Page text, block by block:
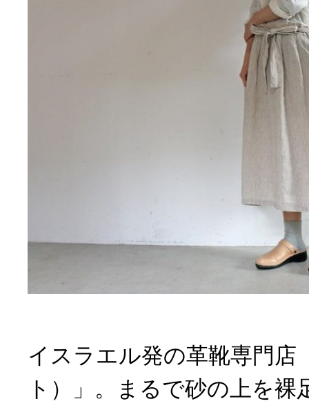
イスラエル発の革靴専門店
ト）」。まるで砂の上を裸